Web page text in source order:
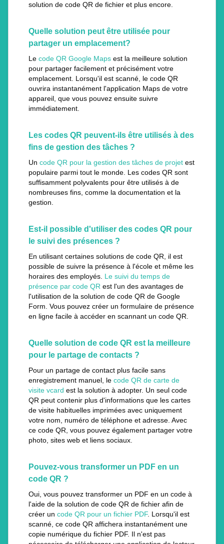
solution de code QR de fichier et plus encore.
Quelle solution peut être utilisée pour
partager un emplacement?
Le code QR Google Maps est la meilleure solution
pour partager facilement et précisément votre
emplacement. Lorsqu'il est scanné, le code QR
ouvrira instantanément l'application Maps de votre
appareil, que vous pouvez ensuite suivre
immédiatement.
Les codes QR peuvent-ils être utilisés à des
fins de gestion des tâches ?
Un code QR pour la gestion des tâches de projet est
populaire parmi tout le monde. Les codes QR sont
suffisamment polyvalents pour être utilisés à de
nombreuses fins, comme la documentation et la
gestion.
Est-il possible d'utiliser des codes QR pour
le suivi des présences ?
En utilisant certaines solutions de code QR, il est
possible de suivre la présence à l'école et même les
horaires des employés. Le suivi du temps de
présence par code QR est l'un des avantages de
l'utilisation de la solution de code QR de Google
Form. Vous pouvez créer un formulaire de présence
en ligne facile à accéder en scannant un code QR.
Quelle solution de code QR est la meilleure
pour le partage de contacts ?
Pour un partage de contact plus facile sans
enregistrement manuel, le code QR de carte de
visite vcard est la solution à adopter. Un seul code
QR peut contenir plus d'informations que les cartes
de visite habituelles imprimées avec uniquement
votre nom, numéro de téléphone et adresse. Avec
ce code QR, vous pouvez également partager votre
photo, sites web et liens sociaux.
Pouvez-vous transformer un PDF en un
code QR ?
Oui, vous pouvez transformer un PDF en un code à
l'aide de la solution de code QR de fichier afin de
créer un code QR pour un fichier PDF. Lorsqu'il est
scanné, ce code QR affichera instantanément une
copie numérique du fichier PDF. Il n'est pas